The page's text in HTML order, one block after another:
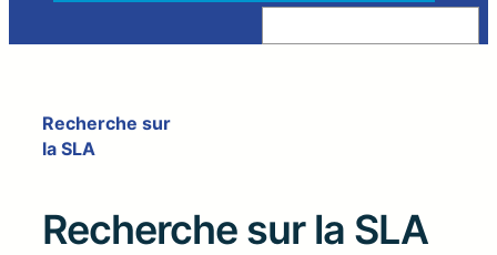
Z
e
Recherche sur
la SLA
Recherche sur la SLA